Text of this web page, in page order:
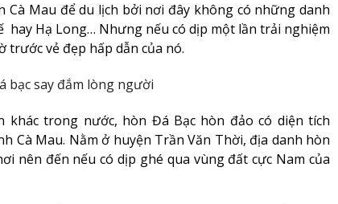
Mau để du lịch bởi nơi đây không có những danh
hay Hạ Long… Nhưng nếu có dịp một lần trải nghiệm
trước vẻ đẹp hấp dẫn của nó.
bạc say đắm lòng người
trong nước, hòn Đá Bạc hòn đảo có diện tích
Cà Mau. Nằm ở huyện Trần Văn Thời, địa danh hòn
nên đến nếu có dịp ghé qua vùng đất cực Nam của